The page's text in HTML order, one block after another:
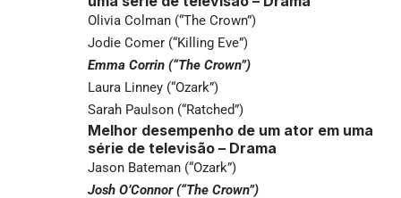
Olivia Colman (“The Crown”)
Jodie Comer (“Killing Eve”)
Emma Corrin (“The Crown”)
Laura Linney (“Ozark”)
Sarah Paulson (“Ratched”)
Melhor desempenho de um ator em uma
série de televisão – Drama
Jason Bateman (“Ozark”)
Josh O’Connor (“The Crown”)